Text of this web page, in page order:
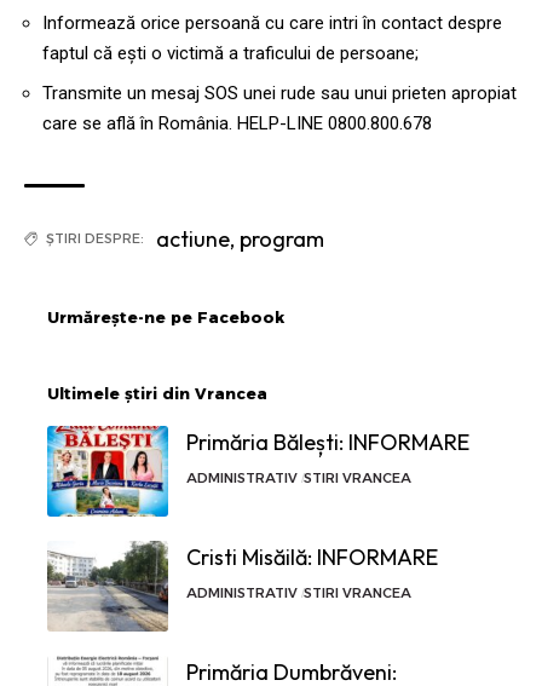
Informează orice persoană cu care intri în contact despre
faptul că eşti o victimă a traficului de persoane;
Transmite un mesaj SOS unei rude sau unui prieten apropiat
care se află în România. HELP-LINE 0800.800.678
ȘTIRI DESPRE: actiune, program
Urmărește-ne pe Facebook
Ultimele știri din Vrancea
Primăria Bălești: INFORMARE
ADMINISTRATIV STIRI VRANCEA
Cristi Misăilă: INFORMARE
ADMINISTRATIV STIRI VRANCEA
Primăria Dumbrăveni: